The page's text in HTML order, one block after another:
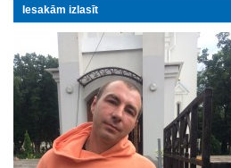
Iesakām izlasīt